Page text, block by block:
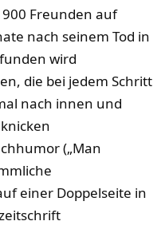
Freunden auf
nach seinem Tod in
wird
die bei jedem Schritt
nach innen und
(„Man
einer Doppelseite in